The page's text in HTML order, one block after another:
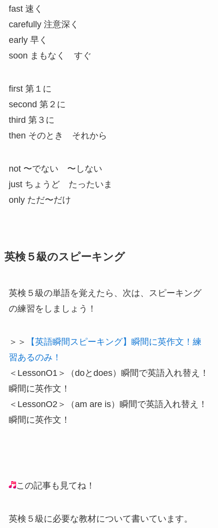
fast 速く
carefully 注意深く
early 早く
soon まもなく すぐ
first 第１に
second 第２に
third 第３に
then そのとき それから
not 〜でない 〜しない
just ちょうど たったいま
only ただ〜だけ
英検５級のスピーキング
英検５級の単語を覚えたら、次は、スピーキング
の練習をしましょう！
＞＞
【英語瞬間スピーキング】瞬間に英作文！練
習あるのみ！
＜LessonO1＞（doとdoes）瞬間で英語入れ替え！
瞬間に英作文！
＜LessonO2＞（am are is）瞬間で英語入れ替え！
瞬間に英作文！
この記事も見てね！
英検５級に必要な教材について書いています。